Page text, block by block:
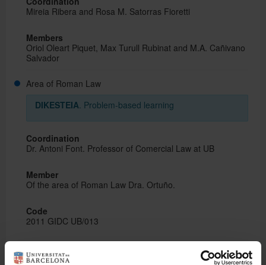
Mireia Ribera and Rosa M. Satorras Fioretti
Members
Oriol Oleart Piquet, Max Turull Rubinat and M.A. Cañivano
Salvador
Area of Roman Law
DIKESTEIA . Problem-based learning
Coordination
Dr. Antoni Font. Professor of Comercial Law at UB
Member
Of the area of Roman Law Dra. Ortuño.
Code
2011 GIDC UB/013
GIDPRIVAT